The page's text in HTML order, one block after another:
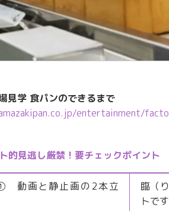
見学 食パンのできるまで
entertainment/
的見逃し厳禁！要チェックポイント
動画と静止画の2本立
臨（
トです